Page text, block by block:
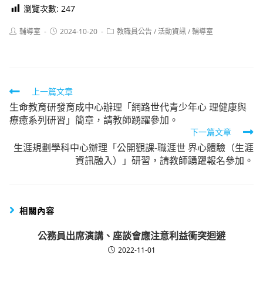
瀏覽次數: 247
Post輔導室
Post2024-10-20
Post教職員公告/活動資訊/輔導室
Read
more
articles
上一篇文章
生命教育研發育成中心辦理「網路世代青少年心 理健康與
療癒系列研習」簡章，請教師踴躍參加。
下一篇文章
生涯規劃學科中心辦理「公開觀課-職涯世 界心體驗（生涯
資訊融入）」研習，請教師踴躍報名參加。
相關內容
公務員出席演講、座談會應注意利益衝突迴避
2022-11-01